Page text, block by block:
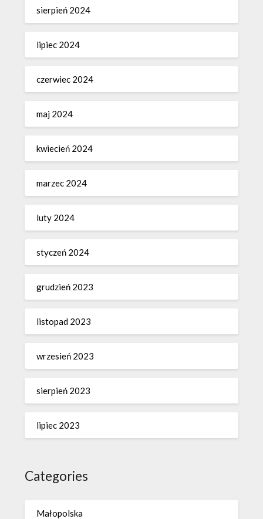
sierpień 2024
lipiec 2024
czerwiec 2024
maj 2024
kwiecień 2024
marzec 2024
luty 2024
styczeń 2024
grudzień 2023
listopad 2023
wrzesień 2023
sierpień 2023
lipiec 2023
Categories
Małopolska